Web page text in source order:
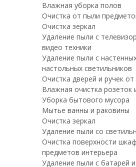
Влажная уборка полов
Очистка от пыли
Очистка зеркал
Удаление пыли с
видео техники
Удаление пыли с
настольных светильников
Очистка дверей и ручек от
Влажная очистка розеток
Уборка бытового мусора
Мытье ванны и раковины
Очистка зеркал
Удаление пыли со
Очистка поверхности
предметов интерьера
Удаление пыли с батарей и